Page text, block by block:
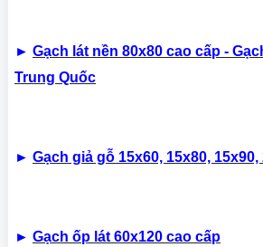
► Gạch lát nền 80x80 cao cấp -
Trung Quốc
► Gạch giả gỗ 15x60, 15x80, 15x90,
► Gạch ốp lát 60x120 cao cấp